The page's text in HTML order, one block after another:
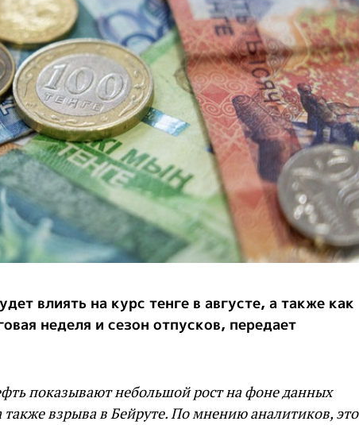
влиять на курс тенге в августе, а также как
неделя и сезон отпусков, передает
показывают небольшой рост на фоне данных
взрыва в Бейруте. По мнению аналитиков, это